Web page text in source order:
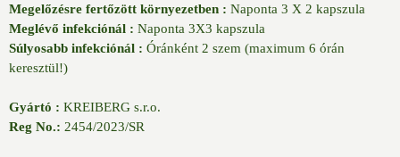
Megelőzésre fertőzött környezetben : Naponta 3 X 2 kapszula
Meglévő infekciónál : Naponta 3X3 kapszula
Súlyosabb infekciónál : Óránként 2 szem (maximum 6 órán
keresztül!)
Gyártó : KREIBERG s.r.o.
Reg No.: 2454/2023/SR